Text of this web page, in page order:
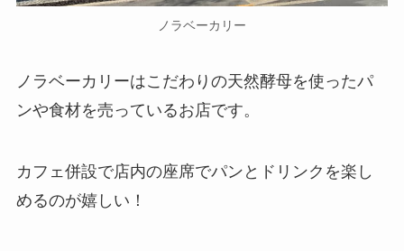
ノラベーカリー
ノラベーカリーはこだわりの天然酵母を使ったパ
ンや食材を売っているお店です。
カフェ併設で店内の座席でパンとドリンクを楽し
めるのが嬉しい！